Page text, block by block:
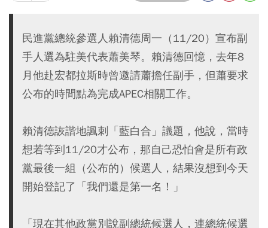
民進黨總統參選人賴清德周一（11/20）宣布副
手人選為駐美代表蕭美琴。賴清德回憶，去年8
月他赴宏都拉斯時曾邀請蕭擔任副手，但蕭要求
公布的時間點為完成APEC相關工作。
賴清德詼諧地諷刺「藍白合」議題，他說，當時
想若等到11/20才公布，那自己恐怕會是所有政
黨最後一組（公布的）候選人，結果沒想到今天
開始登記了「我們還是第一名！」
「現在其他政黨別說副總統候選人，連總統候選